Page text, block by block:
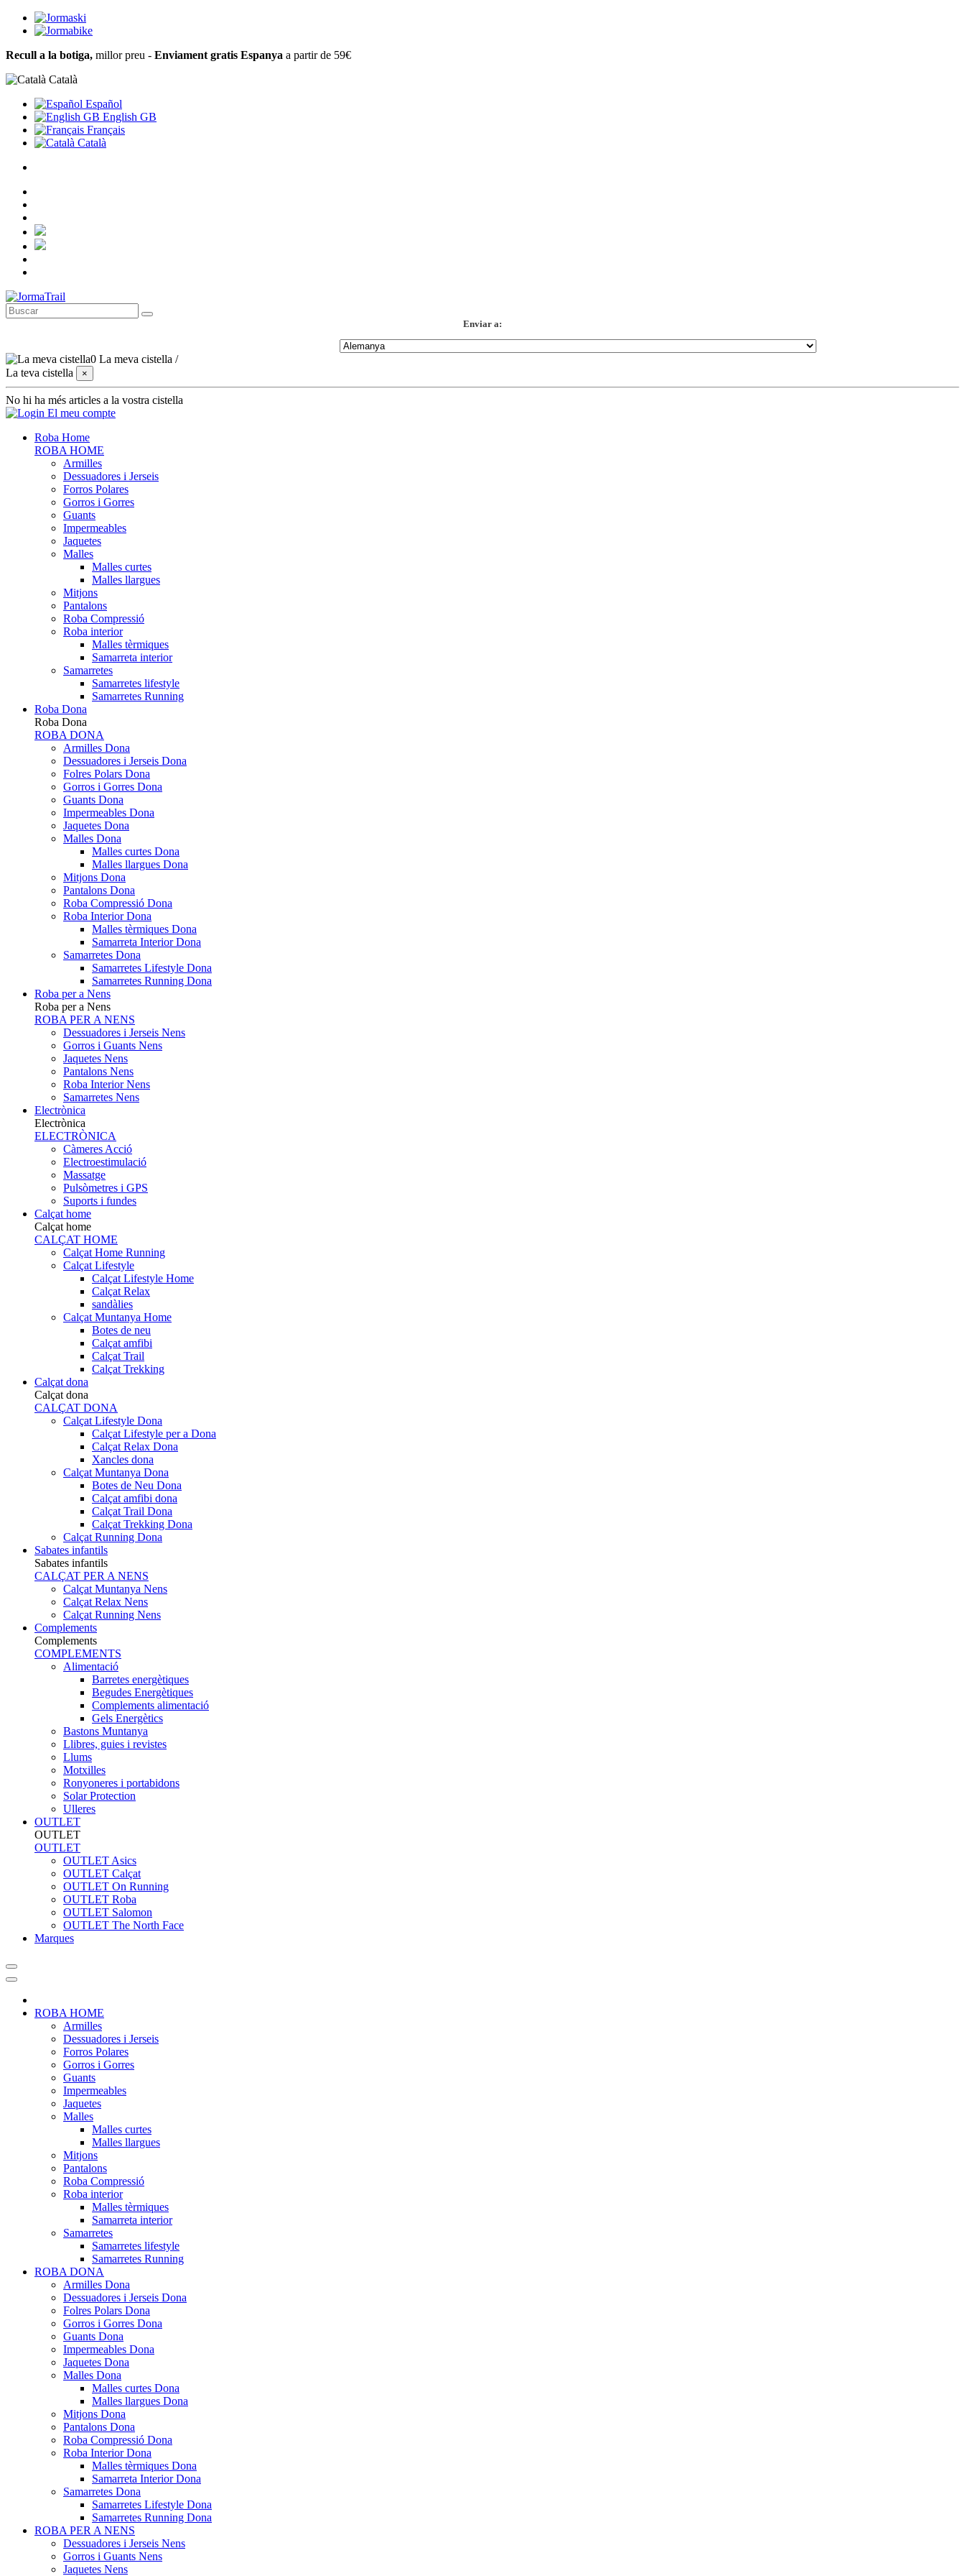
Recull a la botiga, millor preu - Enviament gratis Espanya a partir de 59€
Català
Español
English GB
Français
Català
Enviar a:
0 La meva cistella /
La teva cistella
×
No hi ha més articles a la vostra cistella
El meu compte
Roba Home
ROBA HOME
Armilles
Dessuadores i Jerseis
Forros Polares
Gorros i Gorres
Guants
Impermeables
Jaquetes
Malles
Malles curtes
Malles llargues
Mitjons
Pantalons
Roba Compressió
Roba interior
Malles tèrmiques
Samarreta interior
Samarretes
Samarretes lifestyle
Samarretes Running
Roba Dona
Roba Dona
ROBA DONA
Armilles Dona
Dessuadores i Jerseis Dona
Folres Polars Dona
Gorros i Gorres Dona
Guants Dona
Impermeables Dona
Jaquetes Dona
Malles Dona
Malles curtes Dona
Malles llargues Dona
Mitjons Dona
Pantalons Dona
Roba Compressió Dona
Roba Interior Dona
Malles tèrmiques Dona
Samarreta Interior Dona
Samarretes Dona
Samarretes Lifestyle Dona
Samarretes Running Dona
Roba per a Nens
Roba per a Nens
ROBA PER A NENS
Dessuadores i Jerseis Nens
Gorros i Guants Nens
Jaquetes Nens
Pantalons Nens
Roba Interior Nens
Samarretes Nens
Electrònica
Electrònica
ELECTRÒNICA
Càmeres Acció
Electroestimulació
Massatge
Pulsòmetres i GPS
Suports i fundes
Calçat home
Calçat home
CALÇAT HOME
Calçat Home Running
Calçat Lifestyle
Calçat Lifestyle Home
Calçat Relax
sandàlies
Calçat Muntanya Home
Botes de neu
Calçat amfibi
Calçat Trail
Calçat Trekking
Calçat dona
Calçat dona
CALÇAT DONA
Calçat Lifestyle Dona
Calçat Lifestyle per a Dona
Calçat Relax Dona
Xancles dona
Calçat Muntanya Dona
Botes de Neu Dona
Calçat amfibi dona
Calçat Trail Dona
Calçat Trekking Dona
Calçat Running Dona
Sabates infantils
Sabates infantils
CALÇAT PER A NENS
Calçat Muntanya Nens
Calçat Relax Nens
Calçat Running Nens
Complements
Complements
COMPLEMENTS
Alimentació
Barretes energètiques
Begudes Energètiques
Complements alimentació
Gels Energètics
Bastons Muntanya
Llibres, guies i revistes
Llums
Motxilles
Ronyoneres i portabidons
Solar Protection
Ulleres
OUTLET
OUTLET
OUTLET
OUTLET Asics
OUTLET Calçat
OUTLET On Running
OUTLET Roba
OUTLET Salomon
OUTLET The North Face
Marques
ROBA HOME
Armilles
Dessuadores i Jerseis
Forros Polares
Gorros i Gorres
Guants
Impermeables
Jaquetes
Malles
Malles curtes
Malles llargues
Mitjons
Pantalons
Roba Compressió
Roba interior
Malles tèrmiques
Samarreta interior
Samarretes
Samarretes lifestyle
Samarretes Running
ROBA DONA
Armilles Dona
Dessuadores i Jerseis Dona
Folres Polars Dona
Gorros i Gorres Dona
Guants Dona
Impermeables Dona
Jaquetes Dona
Malles Dona
Malles curtes Dona
Malles llargues Dona
Mitjons Dona
Pantalons Dona
Roba Compressió Dona
Roba Interior Dona
Malles tèrmiques Dona
Samarreta Interior Dona
Samarretes Dona
Samarretes Lifestyle Dona
Samarretes Running Dona
ROBA PER A NENS
Dessuadores i Jerseis Nens
Gorros i Guants Nens
Jaquetes Nens